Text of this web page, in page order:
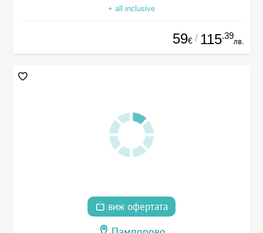
+ all inclusive
59€ / 115.39
лв.
виж офертата